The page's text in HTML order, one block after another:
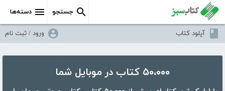
دسته‌ها جستجو
آپلود کتاب ورود / ثبت نام
۵۰،۰۰۰ کتاب در موبایل شما